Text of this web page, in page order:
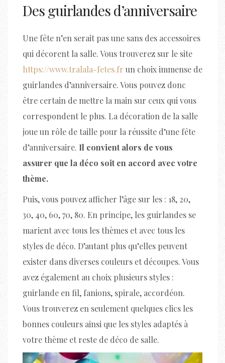
Des guirlandes d’anniversaire
Une fête n’en serait pas une sans des accessoires
qui décorent la salle. Vous trouverez sur le site
https://www.tralala-fetes.fr un choix immense de
guirlandes d’anniversaire. Vous pouvez donc
être certain de mettre la main sur ceux qui vous
correspondent le plus. La décoration de la salle
joue un rôle de taille pour la réussite d’une fête
d’anniversaire. Il convient alors de vous
assurer que la déco soit en accord avec votre
thème.
Puis, vous pouvez afficher l’âge sur les : 18, 20,
30, 40, 60, 70, 80. En principe, les guirlandes se
marient avec tous les thèmes et avec tous les
styles de déco. D’autant plus qu’elles peuvent
exister dans diverses couleurs et découpes. Vous
avez également au choix plusieurs styles :
guirlande en fil, fanions, spirale, accordéon.
Vous trouverez en seulement quelques clics les
bonnes couleurs ainsi que les styles adaptés à
votre thème et reste de déco de salle.